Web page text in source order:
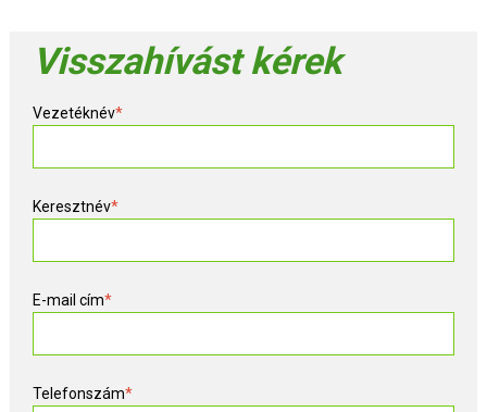
Visszahívást kérek
Vezetéknév*
Keresztnév*
E-mail cím*
Telefonszám*